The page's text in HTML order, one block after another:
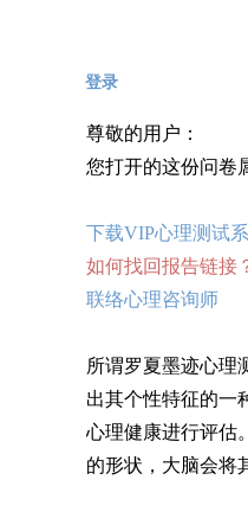
登录
尊敬的用户：
您打开的这份问卷
下载VIP心理测试
如何找回报告链接
联络心理咨询师
所谓罗夏墨迹心理
出其个性特征的一
心理健康进行评估
的形状，大脑会将